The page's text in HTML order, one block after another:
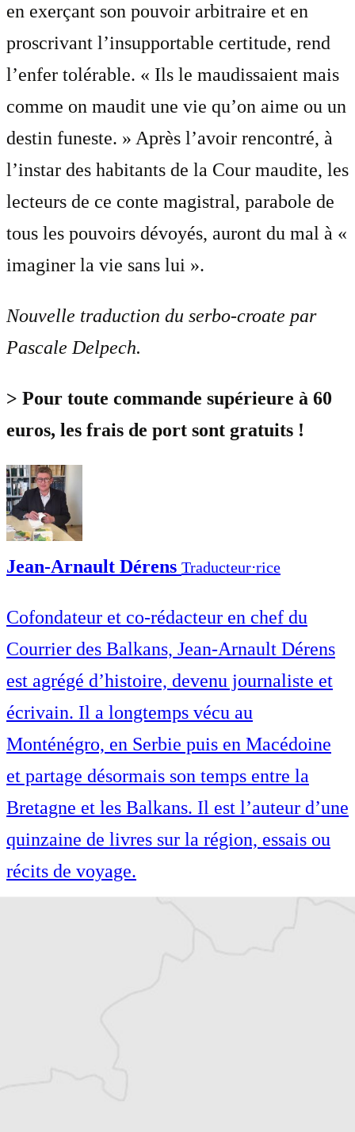
en exerçant son pouvoir arbitraire et en
proscrivant l’insupportable certitude, rend
l’enfer tolérable. « Ils le maudissaient mais
comme on maudit une vie qu’on aime ou un
destin funeste. » Après l’avoir rencontré, à
l’instar des habitants de la Cour maudite, les
lecteurs de ce conte magistral, parabole de
tous les pouvoirs dévoyés, auront du mal à «
imaginer la vie sans lui ».
Nouvelle traduction du serbo-croate par
Pascale Delpech.
> Pour toute commande supérieure à 60
euros, les frais de port sont gratuits !
Jean-Arnault Dérens Traducteur⋅rice
Cofondateur et co-rédacteur en chef du
Courrier des Balkans, Jean-Arnault Dérens
est agrégé d’histoire, devenu journaliste et
écrivain. Il a longtemps vécu au
Monténégro, en Serbie puis en Macédoine
et partage désormais son temps entre la
Bretagne et les Balkans. Il est l’auteur d’une
quinzaine de livres sur la région, essais ou
récits de voyage.